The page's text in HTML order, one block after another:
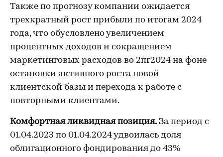
Также по прогнозу компании ожидается
трехкратный рост прибыли по итогам 2024
года, что обусловлено увеличением
процентных доходов и сокращением
маркетинговых расходов во 2пг2024 на фоне
остановки активного роста новой
клиентской базы и перехода к работе с
повторными клиентами.
Комфортная ликвидная позиция. За период с
01.04.2023 по 01.04.2024 удвоилась доля
облигационного фондирования до 43%